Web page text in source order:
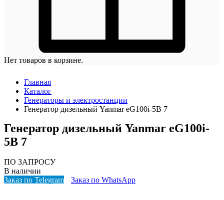
Нет товаров в корзине.
Главная
Каталог
Генераторы и электростанции
Генератор дизельный Yanmar eG100i-5B 7
Генератор дизельный Yanmar eG100i-
5B 7
ПО ЗАПРОСУ
В наличии
Заказ по Telegram
Заказ по WhatsApp